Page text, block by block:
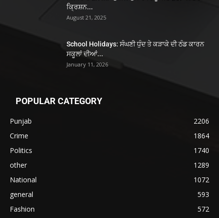
ਕ੍ਰਿਸ਼ਨ...
August 21, 2025
School Holidays: ਸੰਘਣੀ ਧੁੰਦ ਤੇ ਕੜਾਕੇ ਦੀ ਠੰਡ ਕਾਰਨ
ਸਕੂਲਾਂ ਦੀਆਂ...
January 11, 2026
POPULAR CATEGORY
Punjab
2206
Crime
1864
Politics
1740
other
1289
National
1072
general
593
Fashion
572